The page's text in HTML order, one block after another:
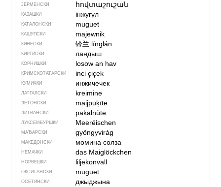
ЈЕРМЕНСКИ հովտաշուշան
КАЗАШКИ інжугүл
КАТАЛОНСКИ muguet
КАШУПСКИ majewnik
КИНЕСКИ 铃兰 línglán
КИРГИСКИ ландыш
КОРНИШКИ losow an hav
КРИМСКОТАТАРСКИ inci çiçek
КУМИЧКИ инжичечек
ЛАТГАЛСКИ kreimine
ЛЕТОНСКИ maijpuķīte
ЛИТВАНСКИ pakalnùtė
ЛУКСЕМБУРШКИ Meeréischen
МАЂАРСКИ gyöngyvirág
МАКЕДОНСКИ момина солза
НЕМАЧКИ das Maiglöckchen
НОРВЕШКИ liljekonvall
ОКСИТАНСКИ muguet
ОСЕТИНСКИ джыджына